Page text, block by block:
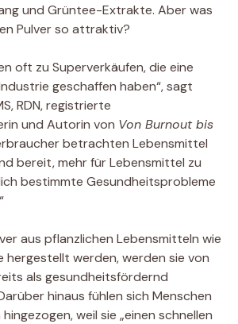
und Grüntee-Extrakte. Aber was
Pulver so attraktiv?
oft zu Superverkäufen, die eine
geschaffen haben“, sagt
RDN, registrierte
und Autorin von Von Burnout bis
betrachten Lebensmittel
bereit, mehr für Lebensmittel zu
bestimmte Gesundheitsprobleme
aus pflanzlichen Lebensmitteln wie
hergestellt werden, werden sie von
als gesundheitsfördernd
hinaus fühlen sich Menschen
weil sie „einen schnellen